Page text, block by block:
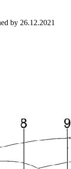
by 26.12.2021